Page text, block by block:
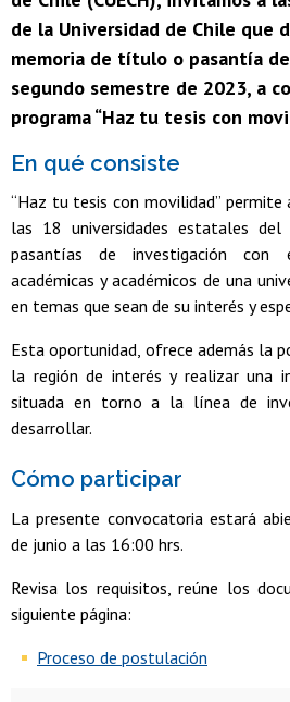
de la Universidad de Chile que
memoria de título o pasantía
segundo semestre de 2023, a
programa “Haz tu tesis con
En qué consiste
“Haz tu tesis con movilidad”
las 18 universidades estatales
pasantías de investigación
académicas y académicos de una
en temas que sean de su interés y
Esta oportunidad, ofrece además la
la región de interés y realizar una
situada en torno a la línea de
desarrollar.
Cómo participar
La presente convocatoria estará
de junio a las 16:00 hrs.
Revisa los requisitos, reúne los
siguiente página:
Proceso de postulación